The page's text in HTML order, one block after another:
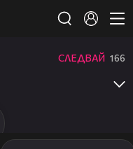
СЛЕДВАЙ 166